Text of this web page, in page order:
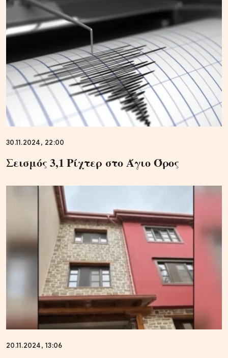
30.11.2024, 22:00
Σεισμός 3,1 Ρίχτερ στο Άγιο Όρος
20.11.2024, 13:06